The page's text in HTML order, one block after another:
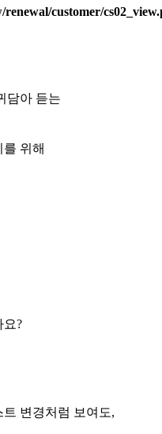
customer/
담아 듣는
위해
요?
변경처럼 보여도,